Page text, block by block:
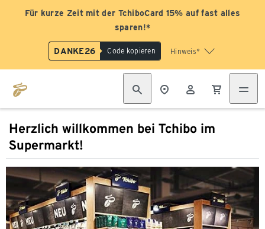
Für kurze Zeit mit der TchiboCard 15% auf fast alles
sparen!*
DANKE26 Code kopieren Hinweis*
Herzlich willkommen bei Tchibo im
Supermarkt!